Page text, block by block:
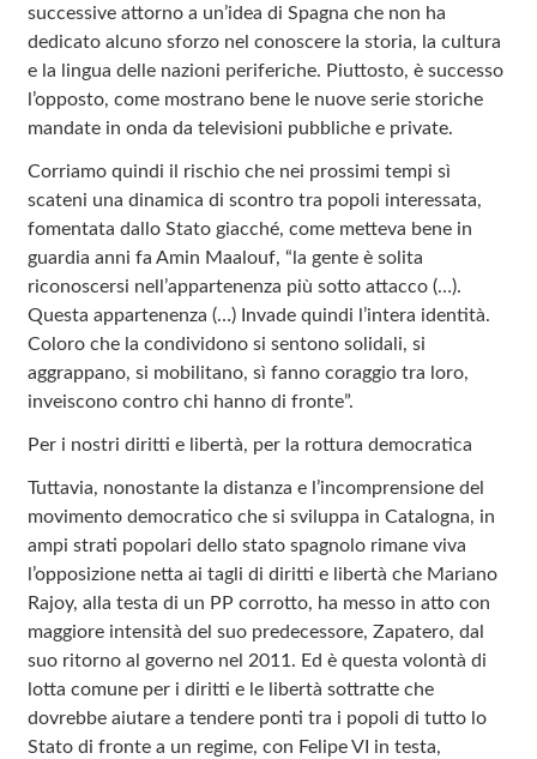
successive attorno a un’idea di Spagna che non ha
dedicato alcuno sforzo nel conoscere la storia, la cultura
e la lingua delle nazioni periferiche. Piuttosto, è successo
l’opposto, come mostrano bene le nuove serie storiche
mandate in onda da televisioni pubbliche e private.
Corriamo quindi il rischio che nei prossimi tempi sì
scateni una dinamica di scontro tra popoli interessata,
fomentata dallo Stato giacché, come metteva bene in
guardia anni fa Amin Maalouf, “la gente è solita
riconoscersi nell’appartenenza più sotto attacco (…).
Questa appartenenza (…) Invade quindi l’intera identità.
Coloro che la condividono si sentono solidali, si
aggrappano, si mobilitano, sì fanno coraggio tra loro,
inveiscono contro chi hanno di fronte”.
Per i nostri diritti e libertà, per la rottura democratica
Tuttavia, nonostante la distanza e l’incomprensione del
movimento democratico che si sviluppa in Catalogna, in
ampi strati popolari dello stato spagnolo rimane viva
l’opposizione netta ai tagli di diritti e libertà che Mariano
Rajoy, alla testa di un PP corrotto, ha messo in atto con
maggiore intensità del suo predecessore, Zapatero, dal
suo ritorno al governo nel 2011. Ed è questa volontà di
lotta comune per i diritti e le libertà sottratte che
dovrebbe aiutare a tendere ponti tra i popoli di tutto lo
Stato di fronte a un regime, con Felipe VI in testa,